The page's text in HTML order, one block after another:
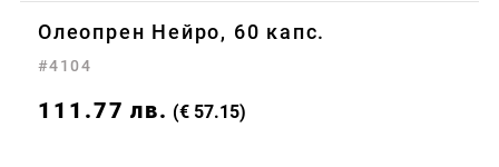
Олеопрен Нейро, 60 капс.
#4104
111.77 лв. (€ 57.15)